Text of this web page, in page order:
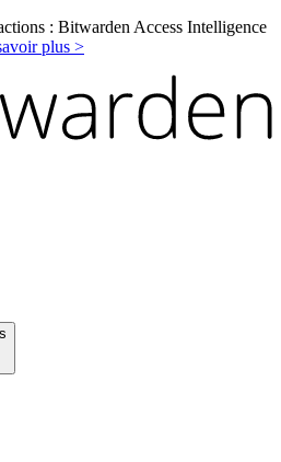
: Bitwarden Access Intelligence
plus >